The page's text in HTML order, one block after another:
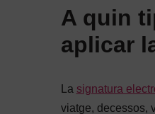
A quin
aplicar
La signatura
viatge, decessos,